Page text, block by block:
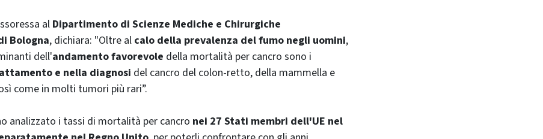
alDipartimento di Scienze Mediche e Chirurgiche
Bologna, dichiara: "Oltre al calo della prevalenza del fumo negli uomini,
dell'andamento favorevole della mortalità per cancro sono i
e nella diagnosi del cancro del colon-retto, della mammella e
come in molti tumori più rari”.
analizzato i tassi di mortalità per cancro nei 27 Stati membri dell'UE nel